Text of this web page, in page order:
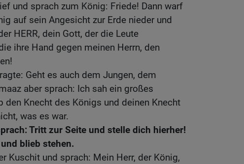
und sprach zum König: Friede! Dann warf
auf sein Angesicht zur Erde nieder und
HERR, dein Gott, der die Leute
ihre Hand gegen meinen Herrn, den
Geht es auch dem Jungen, dem
aber sprach: Ich sah ein großes
den Knecht des Königs und deinen Knecht
was es war.
Tritt zur Seite und stelle dich hierher!
blieb stehen.
Kuschit und sprach: Mein Herr, der König,